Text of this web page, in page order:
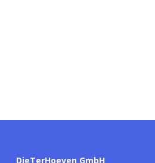
DieTerHoeven GmbH